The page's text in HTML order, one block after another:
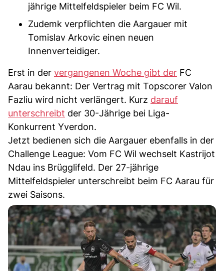
jährige Mittelfeldspieler beim FC Wil.
Zudemk verpflichten die Aargauer mit
Tomislav Arkovic einen neuen
Innenverteidiger.
Erst in der vergangenen Woche gibt der FC
Aarau bekannt: Der Vertrag mit Topscorer Valon
Fazliu wird nicht verlängert. Kurz darauf
unterschreibt der 30-Jährige bei Liga-
Konkurrent Yverdon.
Jetzt bedienen sich die Aargauer ebenfalls in der
Challenge League: Vom FC Wil wechselt Kastrijot
Ndau ins Brügglifeld. Der 27-jährige
Mittelfeldspieler unterschreibt beim FC Aarau für
zwei Saisons.